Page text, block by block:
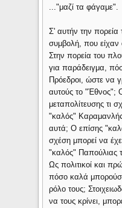
..."μαζί τα φάγαμε".
Σ' αυτήν την
συμβολή, που είχαν
Στην πορεία του
για παράδειγμα,
Πρόεδροι, ώστε να
αυτούς το "Έθνος";
μεταπολίτευσης τι
"καλός" Καραμανλής
αυτά; Ο επίσης
σχέση μπορεί να
"καλός" Παπούλιας
Ως πολιτικοί και
πόσο καλά
ρόλο τους;
να τους κρίνει,